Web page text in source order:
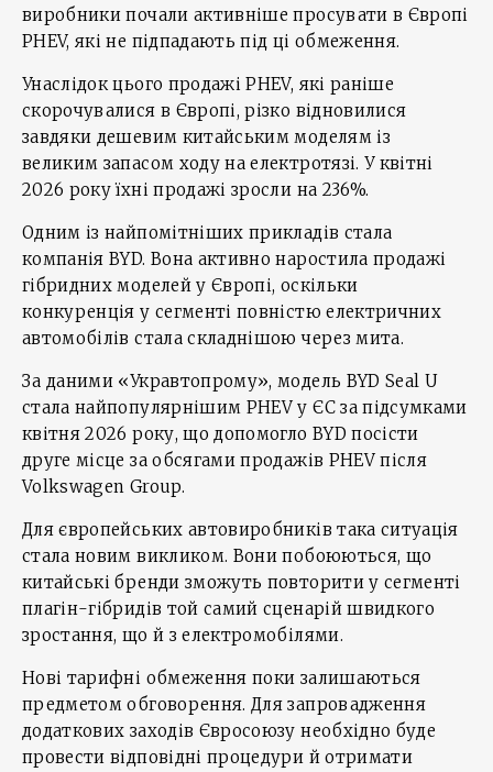
виробники почали активніше просувати в Європі
PHEV, які не підпадають під ці обмеження.
Унаслідок цього продажі PHEV, які раніше
скорочувалися в Європі, різко відновилися
завдяки дешевим китайським моделям із
великим запасом ходу на електротязі. У квітні
2026 року їхні продажі зросли на 236%.
Одним із найпомітніших прикладів стала
компанія BYD. Вона активно наростила продажі
гібридних моделей у Європі, оскільки
конкуренція у сегменті повністю електричних
автомобілів стала складнішою через мита.
За даними «Укравтопрому», модель BYD Seal U
стала найпопулярнішим PHEV у ЄС за підсумками
квітня 2026 року, що допомогло BYD посісти
друге місце за обсягами продажів PHEV після
Volkswagen Group.
Для європейських автовиробників така ситуація
стала новим викликом. Вони побоюються, що
китайські бренди зможуть повторити у сегменті
плагін-гібридів той самий сценарій швидкого
зростання, що й з електромобілями.
Нові тарифні обмеження поки залишаються
предметом обговорення. Для запровадження
додаткових заходів Євросоюзу необхідно буде
провести відповідні процедури й отримати